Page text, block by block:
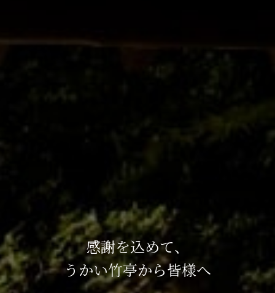
感謝を込めて、
うかい竹亭から皆様へ